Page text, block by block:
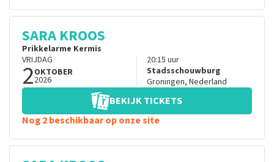
SARA KROOS
Prikkelarme Kermis
VRIJDAG
2OKTOBER
2026
20:15 uur
Stadsschouwburg
Groningen, Nederland
BEKIJK TICKETS
Nog 2 beschikbaar op onze site